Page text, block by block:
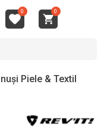
0 0
Piele & Textil